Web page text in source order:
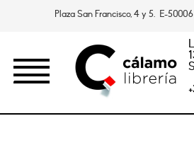
Plaza San Francisco, 4 y 5. E-